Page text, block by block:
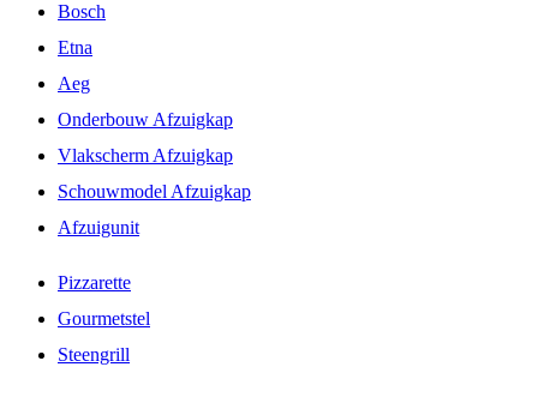
Bosch
Etna
Aeg
Onderbouw Afzuigkap
Vlakscherm Afzuigkap
Schouwmodel Afzuigkap
Afzuigunit
Pizzarette
Gourmetstel
Steengrill